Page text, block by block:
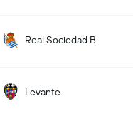
Real Sociedad B
Levante